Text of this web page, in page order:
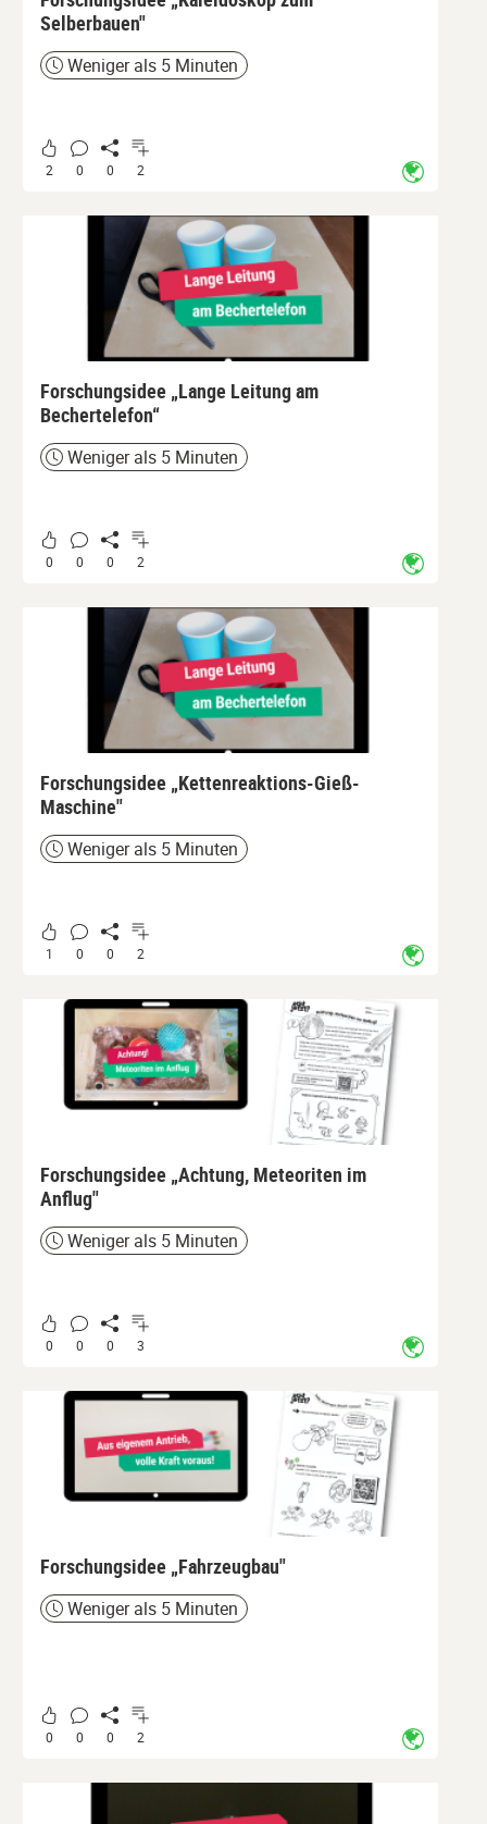
Selberbauen"
ZeitWeniger als 5 Minuten
2 0 0 2
Forschungsidee „Lange Leitung am
Bechertelefon“
ZeitWeniger als 5 Minuten
0 0 0 2
Forschungsidee „Kettenreaktions-Gieß-
Maschine"
ZeitWeniger als 5 Minuten
1 0 0 2
Forschungsidee „Achtung, Meteoriten im
Anflug"
ZeitWeniger als 5 Minuten
0 0 0 3
Forschungsidee „Fahrzeugbau"
ZeitWeniger als 5 Minuten
0 0 0 2